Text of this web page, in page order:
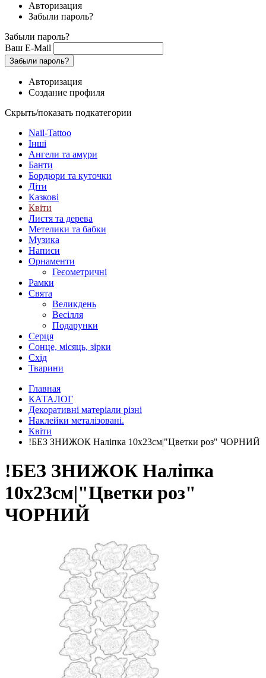
Авторизация
Забыли пароль?
Забыли пароль?
Ваш E-Mail
Забыли пароль?
Авторизация
Создание профиля
Скрыть/показать подкатегории
Nail-Tattoo
Інші
Ангели та амури
Банти
Бордюри та куточки
Діти
Казкові
Квіти
Листя та дерева
Метелики та бабки
Музика
Написи
Орнаменти
Геєометричні
Рамки
Свята
Великдень
Весілля
Подарунки
Серця
Сонце, місяць, зірки
Схід
Тварини
Главная
КАТАЛОГ
Декоративні матеріали різні
Наклейки металізовані.
Квіти
!БЕЗ ЗНИЖОК Наліпка 10х23см|"Цветки роз" ЧОРНИЙ
!БЕЗ ЗНИЖОК Наліпка
10х23см|"Цветки роз"
ЧОРНИЙ